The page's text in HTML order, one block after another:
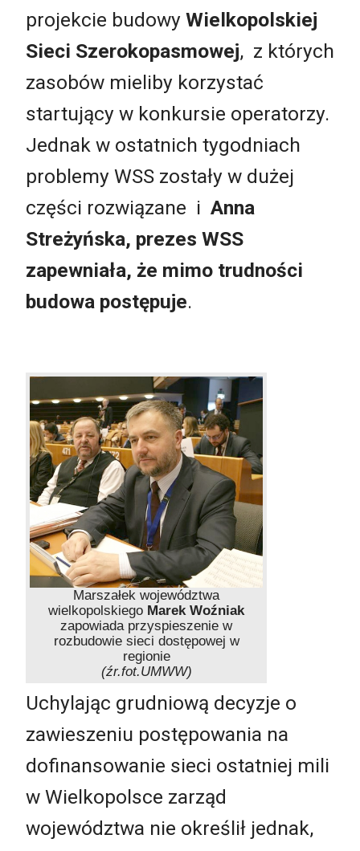
projekcie budowy Wielkopolskiej
Sieci Szerokopasmowej, z których
zasobów mieliby korzystać
startujący w konkursie operatorzy.
Jednak w ostatnich tygodniach
problemy WSS zostały w dużej
części rozwiązane i Anna
Streżyńska, prezes WSS
zapewniała, że mimo trudności
budowa postępuje.
Marszałek województwa
wielkopolskiego Marek Woźniak
zapowiada przyspieszenie w
rozbudowie sieci dostępowej w
regionie
(źr.fot.UMWW)
Uchylając grudniową decyzje o
zawieszeniu postępowania na
dofinansowanie sieci ostatniej mili
w Wielkopolsce zarząd
województwa nie określił jednak,